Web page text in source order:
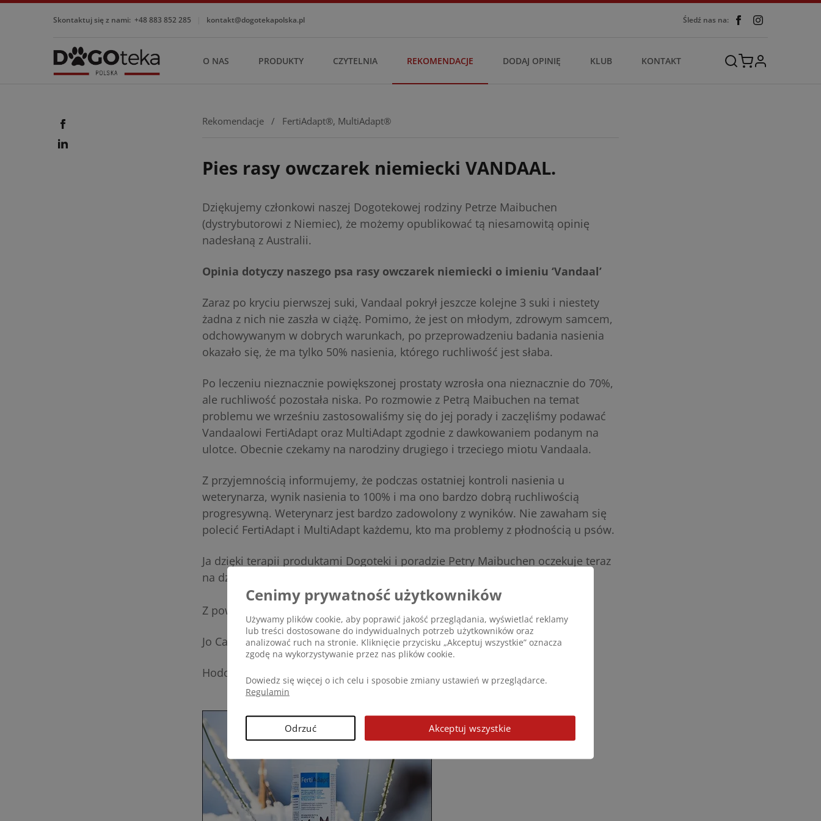
Skontaktuj się z nami: +48 883 852 285 kontakt@dogotekapolska.pl Śledź nas na:
O NAS PRODUKTY CZYTELNIA REKOMENDACJE DODAJ OPINIĘ KLUB KONTAKT
Rekomendacje / FertiAdapt®, MultiAdapt®
Pies rasy owczarek niemiecki VANDAAL.
Dziękujemy członkowi naszej Dogotekowej rodziny Petrze Maibuchen
(dystrybutorowi z Niemiec), że możemy opublikować tą niesamowitą opinię
nadesłaną z Australii.
Opinia dotyczy naszego psa rasy owczarek niemiecki o imieniu ‘Vandaal’
Zaraz po kryciu pierwszej suki, Vandaal pokrył jeszcze kolejne 3 suki i niestety
żadna z nich nie zaszła w ciążę. Pomimo, że jest on młodym, zdrowym samcem,
odchowywanym w dobrych warunkach, po przeprowadzeniu badania nasienia
okazało się, że ma tylko 50% nasienia, którego ruchliwość jest słaba.
Po leczeniu nieznacznie powiększonej prostaty wzrosła ona nieznacznie do 70%,
ale ruchliwość pozostała niska. Po rozmowie z Petrą Maibuchen na temat
problemu we wrześniu zastosowaliśmy się do jej porady i zaczęliśmy podawać
Vandaalowi FertiAdapt oraz MultiAdapt zgodnie z dawkowaniem podanym na
ulotce. Obecnie czekamy na narodziny drugiego i trzeciego miotu Vandaala.
Z przyjemnością informujemy, że podczas ostatniej kontroli nasienia u
weterynarza, wynik nasienia to 100% i ma ono bardzo dobrą ruchliwością
progresywną. Weterynarz jest bardzo zadowolony z wyników. Nie zawaham się
polecić FertiAdapt i MultiAdapt każdemu, kto ma problemy z płodnością u psów.
Ja dzięki terapii produktami Dogoteki i poradzie Petry Maibuchen oczekuje teraz
na dzieci Vandaala.
Z poważaniem
Jo Cathie
Hodowca – Cinderhof GSD, Australia
Cenimy prywatność użytkowników
Używamy plików cookie, aby poprawić jakość przeglądania, wyświetlać reklamy
lub treści dostosowane do indywidualnych potrzeb użytkowników oraz
analizować ruch na stronie. Kliknięcie przycisku „Akceptuj wszystkie” oznacza
zgodę na wykorzystywanie przez nas plików cookie.
Dowiedz się więcej o ich celu i sposobie zmiany ustawień w przeglądarce.
Regulamin
Odrzuć Akceptuj wszystkie